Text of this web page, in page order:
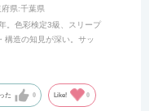
応しています。
っているので開閉時のス
スでご利用いただけるの
府県:千葉県
。色彩検定3級、スリープ
構造の知見が深い。サッ
た 0 Like! 0